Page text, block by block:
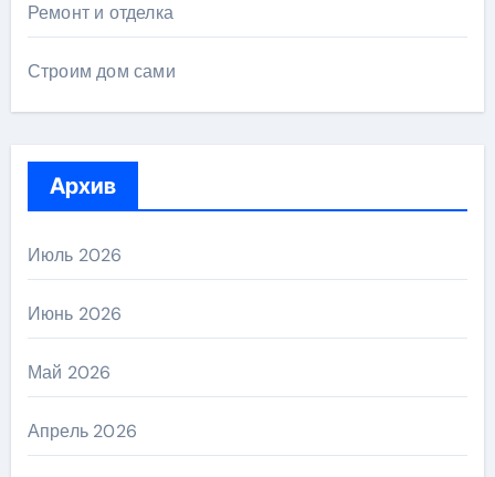
Ремонт и отделка
Строим дом сами
Архив
Июль 2026
Июнь 2026
Май 2026
Апрель 2026